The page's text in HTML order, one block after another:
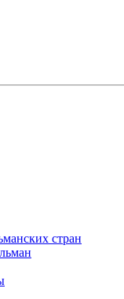
стран